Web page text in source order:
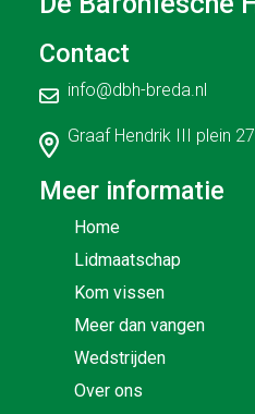
Contact
info@dbh-breda.nl
Graaf Hendrik III plein
Meer informatie
Home
Lidmaatschap
Kom vissen
Meer dan vangen
Wedstrijden
Over ons